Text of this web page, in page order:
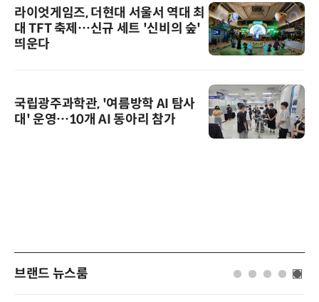
라이엇게임즈, 더현대 서울서 역대 최
대 TFT 축제…신규 세트 '신비의 숲'
띄운다
국립광주과학관, '여름방학 AI 탐사
대' 운영…10개 AI 동아리 참가
브랜드 뉴스룸